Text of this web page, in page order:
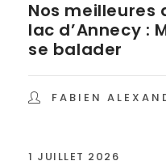
Nos meilleures
lac d’Annecy :
se balader
FABIEN
1 JUILLET 2026